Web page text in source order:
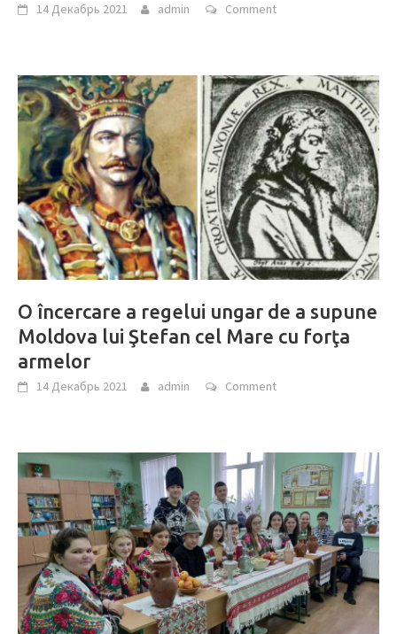
14 Декабрь 2021 admin Comment
O încercare a regelui ungar de a supune
Moldova lui Ştefan cel Mare cu forţa
armelor
14 Декабрь 2021 admin Comment